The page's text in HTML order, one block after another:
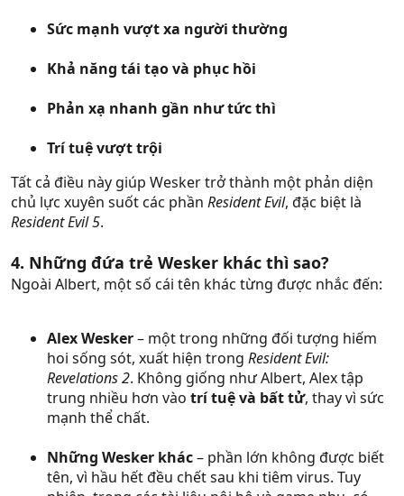
Sức mạnh vượt xa người thường
Khả năng tái tạo và phục hồi
Phản xạ nhanh gần như tức thì
Trí tuệ vượt trội
Tất cả điều này giúp Wesker trở thành một phản diện
chủ lực xuyên suốt các phần Resident Evil, đặc biệt là
Resident Evil 5.
4. Những đứa trẻ Wesker khác thì sao?
Ngoài Albert, một số cái tên khác từng được nhắc đến:
Alex Wesker– một trong những đối tượng hiếm
hoi sống sót, xuất hiện trong Resident Evil:
Revelations 2. Không giống như Albert, Alex tập
trung nhiều hơn vào trí tuệ và bất tử, thay vì sức
mạnh thể chất.
Những Wesker khác– phần lớn không được biết
tên, vì hầu hết đều chết sau khi tiêm virus. Tuy